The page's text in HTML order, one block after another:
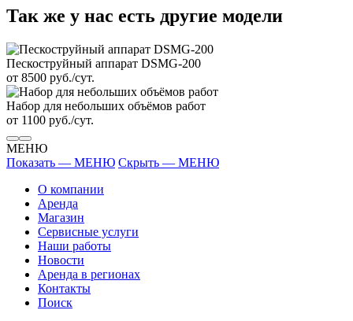
Так же у нас есть другие модели
Пескоструйный аппарат DSMG-200
от 8500 руб./сут.
Набор для небольших объёмов работ
от 1100 руб./сут.
МЕНЮ
Показать — МЕНЮ Скрыть — МЕНЮ
О компании
Аренда
Магазин
Сервисные услуги
Наши работы
Новости
Аренда в регионах
Контакты
Поиск